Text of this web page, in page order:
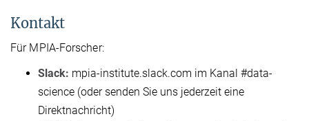
Kontakt
Für MPIA-Forscher:
Slack: mpia-institute.slack.com im Kanal #data-
science (oder senden Sie uns jederzeit eine
Direktnachricht)